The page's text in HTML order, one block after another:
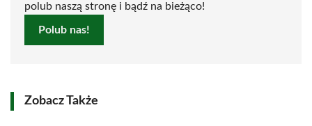
polub naszą stronę i bądź na bieżąco!
Polub nas!
Zobacz Także